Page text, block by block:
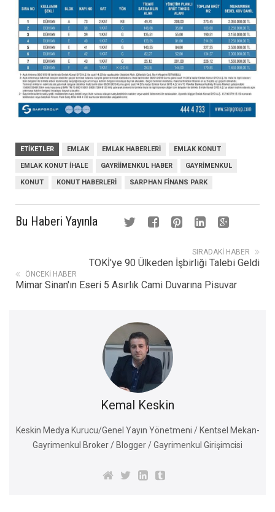
ETIKETLER EMLAK EMLAK HABERLERI EMLAK KONUT
EMLAK KONUT İHALE GAYRIIMENKUL HABER GAYRIMENKUL
KONUT KONUT HABERLERI SARPHAN FINANS PARK
Bu Haberi Yayınla
SIRADAKI HABER
TOKİ'ye 90 Ülkeden İşbirliği Talebi Geldi
ÖNCEKI HABER
Mimar Sinan'ın Eseri 5 Asırlık Cami Duvarına Pisuvar
Kemal Keskin
Keskin Medya Kurucu/Genel Yayın Yönetmeni / Kentsel Mekan-
Gayrimenkul Broker / Blogger / Gayrimenkul Girişimcisi